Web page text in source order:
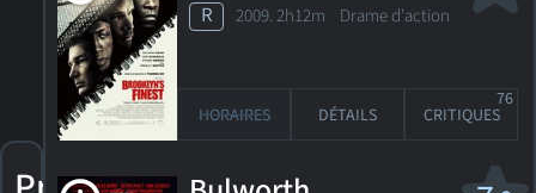
R 2009. 2h12m Drame d'action
HORAIRES DÉTAILS CRITIQUES
76